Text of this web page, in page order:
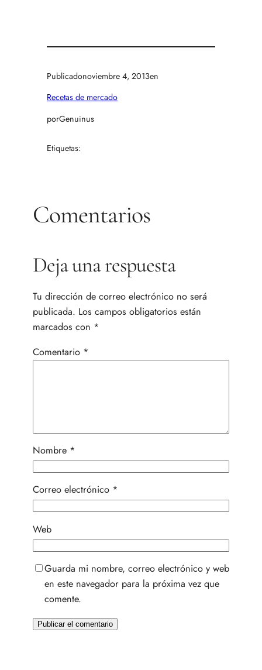
Publicadonoviembre 4, 2013en
Recetas de mercado
porGenuinus
Etiquetas:
Comentarios
Deja una respuesta
Tu dirección de correo electrónico no será
publicada. Los campos obligatorios están
marcados con *
Comentario *
Nombre *
Correo electrónico *
Web
Guarda mi nombre, correo electrónico y web
en este navegador para la próxima vez que
comente.